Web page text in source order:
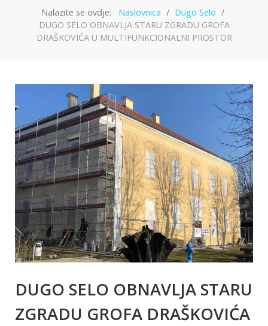
Nalazite se ovdje: Naslovnica
Dugo Selo
DUGO SELO OBNAVLJA STARU ZGRADU GROFA
DRAŠKOVIĆA U MULTIFUNKCIONALNI PROSTOR
DUGO SELO OBNAVLJA STARU
ZGRADU GROFA DRAŠKOVIĆA